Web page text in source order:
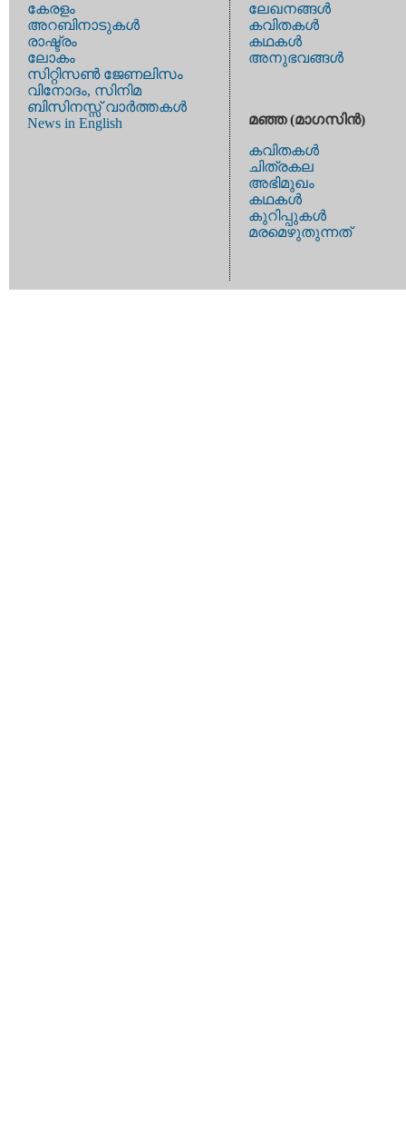
കേരളം
അറബിനാടുകള്‍
രാഷ്ട്രം
ലോകം
സിറ്റിസണ്‍ ജേണലിസം
വിനോദം, സിനിമ
ബിസിനസ്സ് വാര്‍ത്തകള്‍
News in English
ലേഖനങ്ങള്‍
കവിതകള്‍
കഥകള്‍
അനുഭവങ്ങള്‍
മഞ്ഞ (മാഗസിന്‍)
കവിതകള്‍
ചിത്രകല
അഭിമുഖം
കഥകള്‍
കുറിപ്പുകള്‍
മരമെഴുതുന്നത്